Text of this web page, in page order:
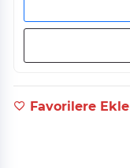
Favorilere Ekle